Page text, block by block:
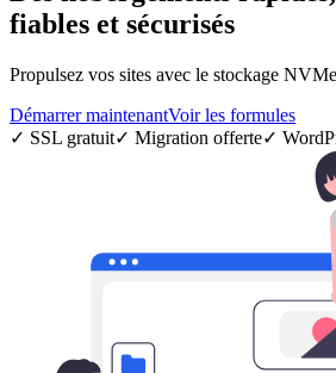
fiables et sécurisés
Propulsez vos sites avec le stockage
Démarrer maintenantVoir les formules
✓ SSL gratuit✓ Migration offerte✓